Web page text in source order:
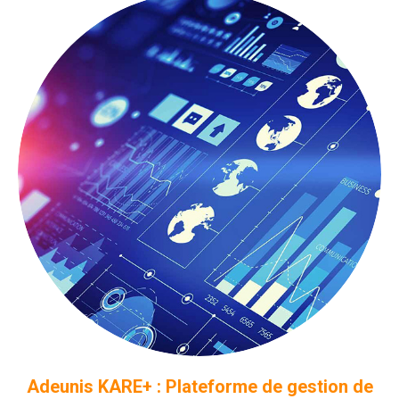
Adeunis KARE+ : Plateforme de gestion de